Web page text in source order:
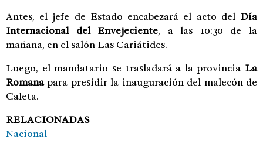
Antes, el jefe de Estado encabezará el acto del Día
Internacional del Envejeciente, a las 10:30 de la
mañana, en el salón Las Cariátides.
Luego, el mandatario se trasladará a la provincia La
Romanapara presidir la inauguración del malecón de
Caleta.
RELACIONADAS
Nacional